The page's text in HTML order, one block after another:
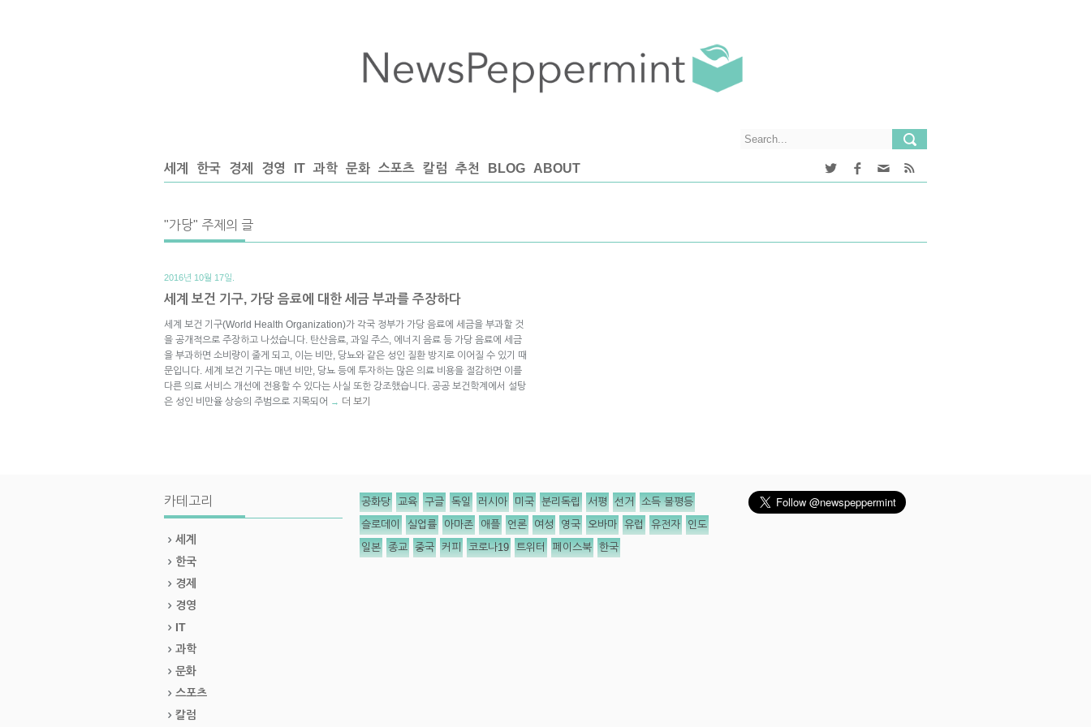
세계 한국 경제 경영 IT 과학 문화 스포츠 칼럼 추천 BLOG ABOUT
"가당" 주제의 글
2016년 10월 17일.
세계 보건 기구, 가당 음료에 대한 세금 부과를 주장하다
세계 보건 기구(World Health Organization)가 각국 정부가 가당 음료에 세금을 부과할 것
을 공개적으로 주장하고 나섰습니다. 탄산음료, 과일 주스, 에너지 음료 등 가당 음료에 세금
을 부과하면 소비량이 줄게 되고, 이는 비만, 당뇨와 같은 성인 질환 방지로 이어질 수 있기 때
문입니다. 세계 보건 기구는 매년 비만, 당뇨 등에 투자하는 많은 의료 비용을 절감하면 이를
다른 의료 서비스 개선에 전용할 수 있다는 사실 또한 강조했습니다. 공공 보건학계에서 설탕
은 성인 비만율 상승의 주범으로 지목되어 → 더 보기
카테고리
세계
한국
경제
경영
IT
과학
문화
스포츠
칼럼
공화당 교육 구글 독일 러시아 미국 분리독립 서평 선거 소득 불평등
슬로데이 실업률 아마존 애플 언론 여성 영국 오바마 유럽 유전자 인도
일본 종교 중국 커피 코로나19 트위터 페이스북 한국